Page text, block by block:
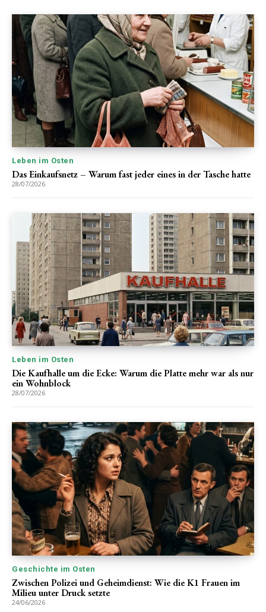
Leben im Osten
Das Einkaufsnetz – Warum fast jeder eines in der Tasche hatte
28/07/2026
Leben im Osten
Die Kaufhalle um die Ecke: Warum die Platte mehr war als nur
ein Wohnblock
28/07/2026
Geschichte im Osten
Zwischen Polizei und Geheimdienst: Wie die K1 Frauen im
Milieu unter Druck setzte
24/06/2026